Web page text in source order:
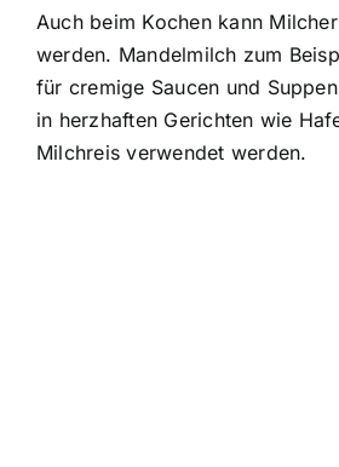
Auch beim Kochen kann
werden. Mandelmilch zum
für cremige Saucen und
in herzhaften Gerichten wie
Milchreis verwendet werden.